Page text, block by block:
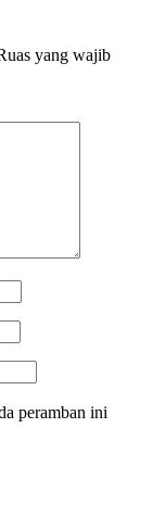
yang wajib
peramban ini